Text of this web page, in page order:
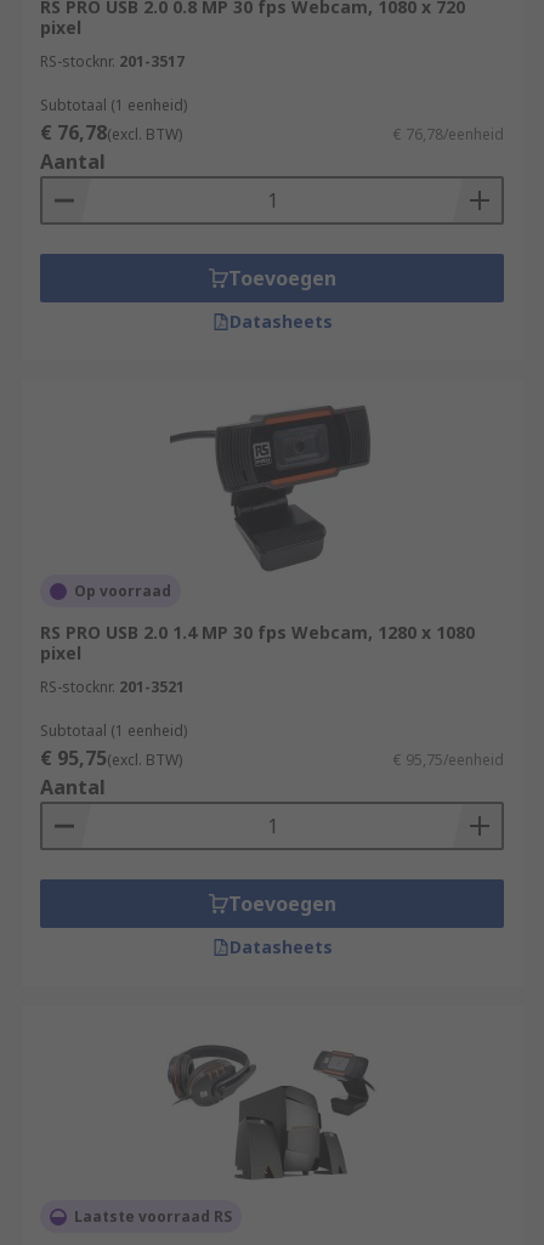
RS PRO USB 2.0 0.8 MP 30 fps Webcam, 1080 x 720
pixel
RS-stocknr. 201-3517
Subtotaal (1 eenheid)
€ 76,78(excl. BTW) € 76,78/eenheid
Aantal
Toevoegen
Datasheets
Op voorraad
RS PRO USB 2.0 1.4 MP 30 fps Webcam, 1280 x 1080
pixel
RS-stocknr. 201-3521
Subtotaal (1 eenheid)
€ 95,75(excl. BTW) € 95,75/eenheid
Aantal
Toevoegen
Datasheets
Laatste voorraad RS